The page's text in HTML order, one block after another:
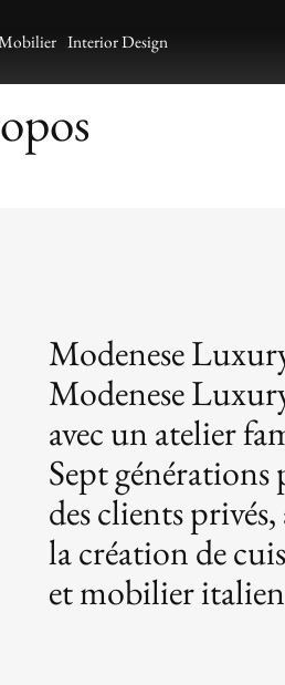
Interior Design
Modenese
Modenese
avec un atelier
Sept
des clients
la création de
et mobilier